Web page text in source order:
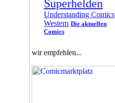
Superhelden
Understanding Comics
Western Die aktuellen
Comics
wir empfehlen...